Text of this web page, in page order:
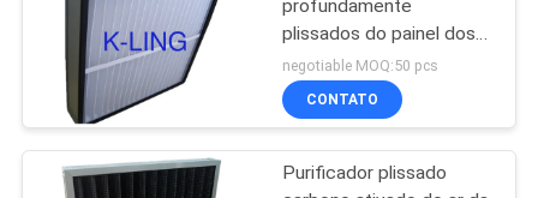
NOTÍCIAS
CASOS
MAPA
Caixa de passagem
da sala de limpeza
profundamente
plissados do painel dos
meios do poliéster com
quadro do metal
negotiable MOQ:50 pcs
CONTATO
Purificador plissado